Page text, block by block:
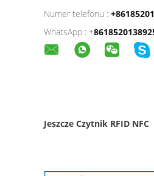
Numer telefonu :
WhatsApp : +
Jeszcze Czytnik RFID NFC